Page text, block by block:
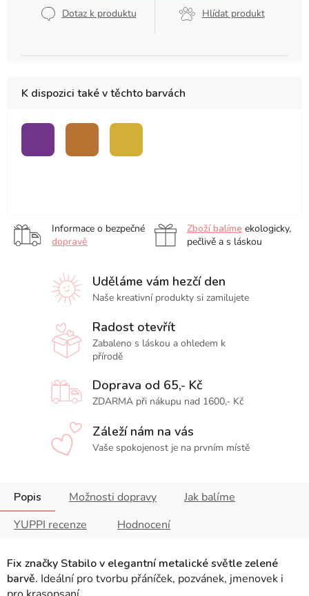
Dotaz k produktu Hlídat produkt
K dispozici také v těchto barvách
modrá
růžová
stříbrná
Stabilo
Pen
68,
Informace o bezpečné
dopravě
Zboží balíme ekologicky,
pečlivě a s láskou
Uděláme vám hezčí den
Naše kreativní produkty si zamilujete
Radost otevřít
Zabaleno s láskou a ohledem k
přírodě
Doprava od 65,- Kč
ZDARMA při nákupu nad 1600,- Kč
Záleží nám na vás
Vaše spokojenost je na prvním místě
Popis Možnosti dopravy
Jak balíme
YUPPI recenze
Hodnocení
Fix značky Stabilo v elegantní metalické světle zelené
barvě. Ideální pro tvorbu přáníček, pozvánek, jmenovek i